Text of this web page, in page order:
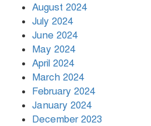
August 2024
July 2024
June 2024
May 2024
April 2024
March 2024
February 2024
January 2024
December 2023